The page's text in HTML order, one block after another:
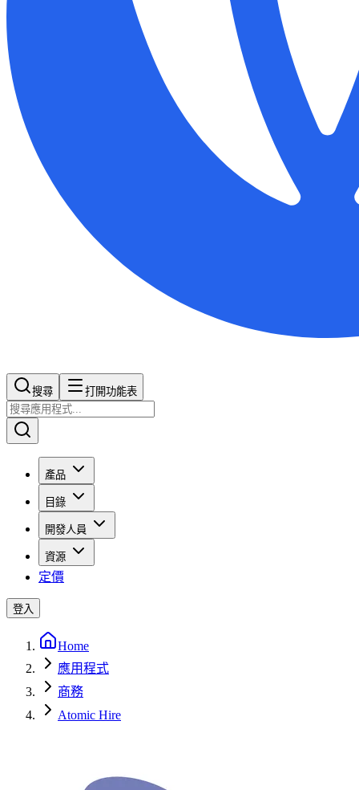
搜尋​​​​ 打開功能表
產品
目錄
開發人員
資源
定價
登入
Home
應用程式
商務
Atomic Hire